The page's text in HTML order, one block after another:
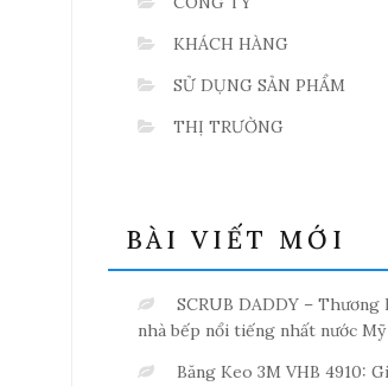
KHÁCH HÀNG
SỬ DỤNG SẢN PHẨM
THỊ TRƯỜNG
BÀI VIẾT MỚI
SCRUB DADDY – Thương
nhà bếp nổi tiếng nhất nước Mỹ
Băng Keo 3M VHB 4910: